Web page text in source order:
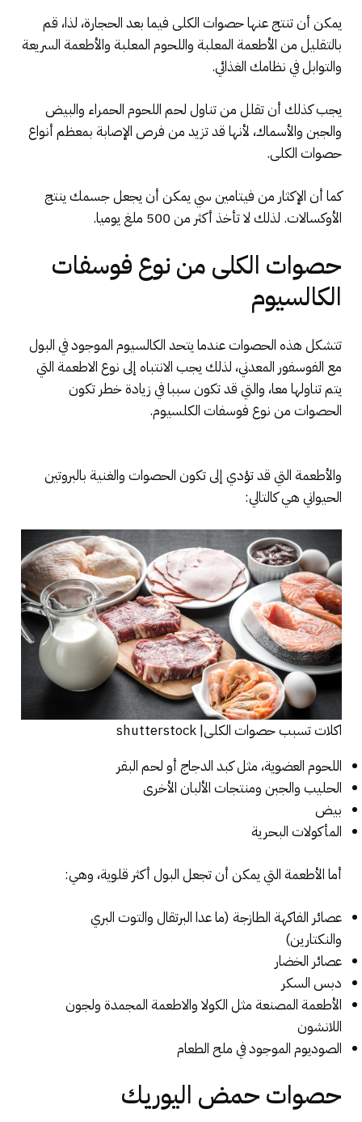
يمكن أن تنتج عنها حصوات الكلى فيما بعد الحجارة، لذا، قم
بالتقليل من الأطعمة المعلبة واللحوم المعلبة والأطعمة السريعة
والتوابل في نظامك الغذائي.
يجب كذلك أن تقلل من تناول لحم اللحوم الحمراء والبيض
والجبن والأسماك، لأنها قد تزيد من فرص الإصابة بمعظم أنواع
حصوات الكلى.
كما أن الإكثار من فيتامين سي يمكن أن يجعل جسمك ينتج
الأوكسالات. لذلك لا تأخذ أكثر من 500 ملغ يوميا.
حصوات الكلى من نوع فوسفات
الكالسيوم
تتشكل هذه الحصوات عندما يتحد الكالسيوم الموجود في البول
مع الفوسفور المعدني، لذلك يجب الانتباه إلى نوع الاطعمة التي
يتم تناولها معا، والتي قد تكون سببا في زيادة خطر تكون
الحصوات من نوع فوسفات الكلسيوم.
والأطعمة التي قد تؤدي إلى تكون الحصوات والغنية بالبروتين
الحيواني هي كالتالي:
اكلات تسبب حصوات الكلى| shutterstock
اللحوم العضوية، مثل كبد الدجاج أو لحم البقر
الحليب والجبن ومنتجات الألبان الأخرى
بيض
المأكولات البحرية
أما الأطعمة التي يمكن أن تجعل البول أكثر قلوية، وهي:
عصائر الفاكهة الطازجة (ما عدا البرتقال والتوت البري
والنكتارين)
عصائر الخضار
دبس السكر
الأطعمة المصنعة مثل الكولا والاطعمة المجمدة ولجون
اللانشون
الصوديوم الموجود في ملح الطعام
حصوات حمض اليوريك